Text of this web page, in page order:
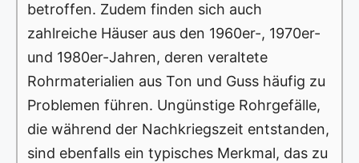
betroffen. Zudem finden sich auch
zahlreiche Häuser aus den 1960er-, 1970er-
und 1980er-Jahren, deren veraltete
Rohrmaterialien aus Ton und Guss häufig zu
Problemen führen. Ungünstige Rohrgefälle,
die während der Nachkriegszeit entstanden,
sind ebenfalls ein typisches Merkmal, das zu